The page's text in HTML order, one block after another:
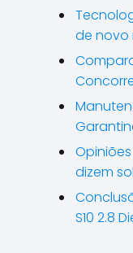
de novo
dizem
S10 2.8